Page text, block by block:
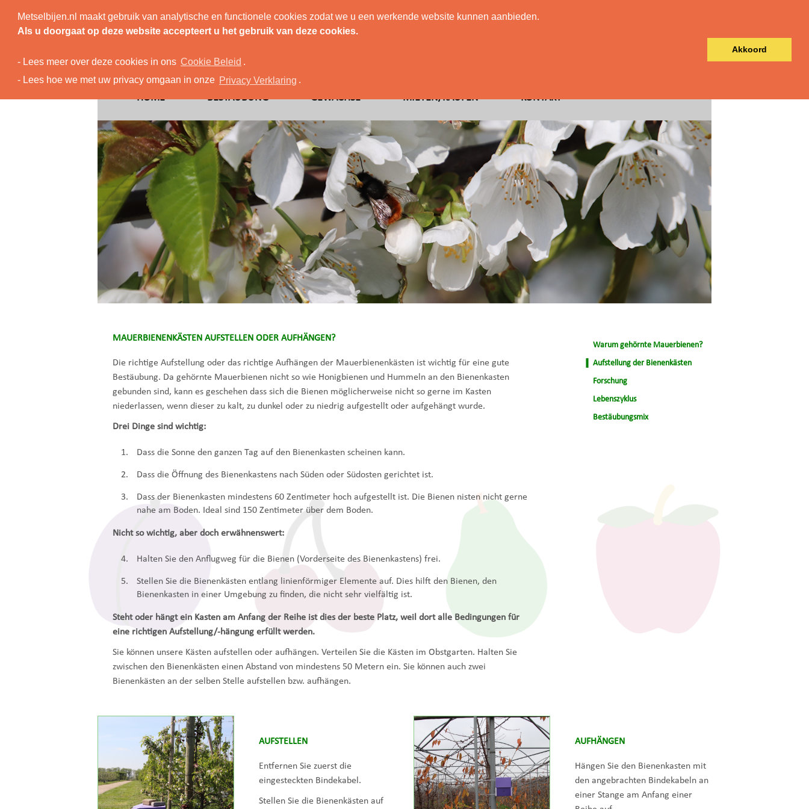
Metselbijen.nl maakt gebruik van analytische en functionele cookies zodat we u een werkende website kunnen aanbieden.
Als u doorgaat op deze website accepteert u het gebruik van deze cookies.
- Lees meer over deze cookies in ons Cookie Beleid .
- Lees hoe we met uw privacy omgaan in onze Privacy Verklaring .
Akkoord
Bestäubung mit Gehörnte Mauerbienen
Deutsch
HOME BESTÄUBUNG GEWÄCHSE MIETEN/KAUFEN KONTAKT
MAUERBIENENKÄSTEN AUFSTELLEN ODER AUFHÄNGEN?
Die richtige Aufstellung oder das richtige Aufhängen der Mauerbienenkästen ist wichtig für eine gute
Bestäubung. Da gehörnte Mauerbienen nicht so wie Honigbienen und Hummeln an den Bienenkasten
gebunden sind, kann es geschehen dass sich die Bienen möglicherweise nicht so gerne im Kasten
niederlassen, wenn dieser zu kalt, zu dunkel oder zu niedrig aufgestellt oder aufgehängt wurde.
Drei Dinge sind wichtig:
Dass die Sonne den ganzen Tag auf den Bienenkasten scheinen kann.
Dass die Öffnung des Bienenkastens nach Süden oder Südosten gerichtet ist.
Dass der Bienenkasten mindestens 60 Zentimeter hoch aufgestellt ist. Die Bienen nisten nicht gerne
nahe am Boden. Ideal sind 150 Zentimeter über dem Boden.
Nicht so wichtig, aber doch erwähnenswert:
Halten Sie den Anflugweg für die Bienen (Vorderseite des Bienenkastens) frei.
Stellen Sie die Bienenkästen entlang linienförmiger Elemente auf. Dies hilft den Bienen, den
Bienenkasten in einer Umgebung zu finden, die nicht sehr vielfältig ist.
Steht oder hängt ein Kasten am Anfang der Reihe ist dies der beste Platz, weil dort alle Bedingungen für
eine richtigen Aufstellung/-hängung erfüllt werden.
Sie können unsere Kästen aufstellen oder aufhängen. Verteilen Sie die Kästen im Obstgarten. Halten Sie
zwischen den Bienenkästen einen Abstand von mindestens 50 Metern ein. Sie können auch zwei
Bienenkästen an der selben Stelle aufstellen bzw. aufhängen.
Warum gehörnte Mauerbienen?
Aufstellung der Bienenkästen
Forschung
Lebenszyklus
Bestäubungsmix
AUFSTELLEN
Entfernen Sie zuerst die
eingesteckten Bindekabel.
Stellen Sie die Bienenkästen auf
AUFHÄNGEN
Hängen Sie den Bienenkasten mit
den angebrachten Bindekabeln an
einer Stange am Anfang einer